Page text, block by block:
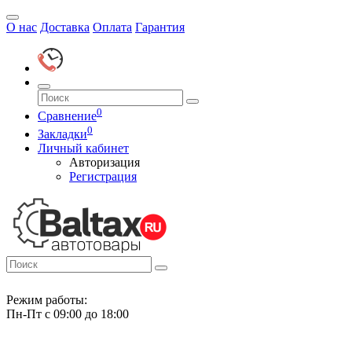
О нас Доставка Оплата Гарантия
Сравнение0
Закладки0
Личный кабинет
Авторизация
Регистрация
Режим работы:
Пн-Пт с 09:00 до 18:00